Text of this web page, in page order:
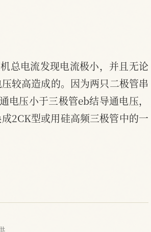
总电流发现电流极小，并且无论
较高造成的。因为两只二极管串
压小于三极管eb结导通电压，
2CK型或用硅高频三极管中的一